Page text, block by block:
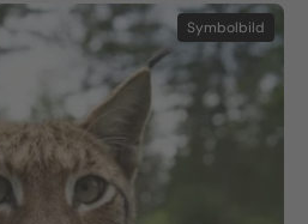
Symbolbild